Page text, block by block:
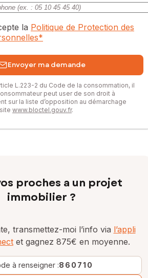
la Politique de Protection des
*
Envoyer ma demande
L.223-2 du Code de la consommation, il
peut user de son droit à
sur la liste d’opposition au démarchage
www.bloctel.gouv.fr.
proches a un projet
immobilier ?
transmettez-moi l’info via l’appli
et gagnez 875€ en moyenne.
à renseigner :860710